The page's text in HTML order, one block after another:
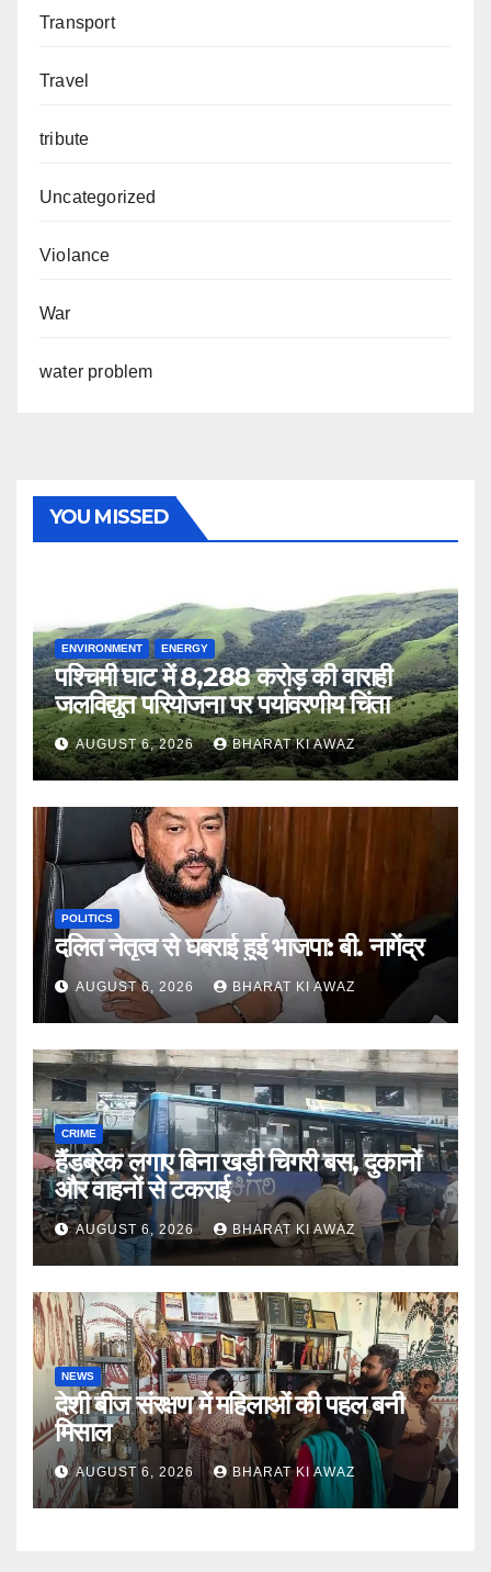
Transport
Travel
tribute
Uncategorized
Violance
War
water problem
YOU MISSED
ENVIRONMENT ENERGY
पश्चिमी घाट में 8,288 करोड़ की वाराही
जलविद्युत परियोजना पर पर्यावरणीय चिंता
AUGUST 6, 2026 BHARAT KI AWAZ
POLITICS
दलित नेतृत्व से घबराई हुई भाजपा: बी. नागेंद्र
AUGUST 6, 2026 BHARAT KI AWAZ
CRIME
हैंडब्रेक लगाए बिना खड़ी चिगरी बस, दुकानों
और वाहनों से टकराई
AUGUST 6, 2026 BHARAT KI AWAZ
NEWS
देशी बीज संरक्षण में महिलाओं की पहल बनी
मिसाल
AUGUST 6, 2026 BHARAT KI AWAZ